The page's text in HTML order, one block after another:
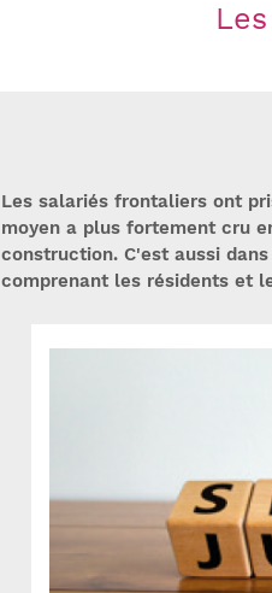
Les salariés frontaliers ont
moyen a plus fortement cru
construction. C'est aussi
comprenant les résidents et